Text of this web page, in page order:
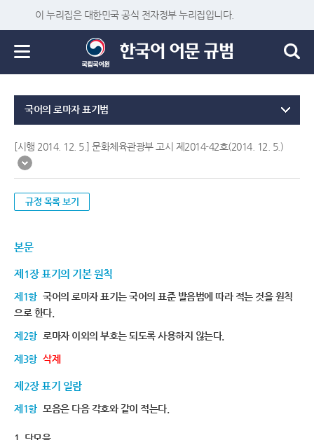
이 누리집은 대한민국 공식 전자정부 누리집입니다.
국어의 로마자 표기법
[시행 2014. 12. 5.] 문화체육관광부 고시 제2014-42호(2014. 12. 5.)
규정 목록 보기
본문
제1장 표기의 기본 원칙
제1항 국어의 로마자 표기는 국어의 표준 발음법에 따라 적는 것을 원칙
으로 한다.
제2항 로마자 이외의 부호는 되도록 사용하지 않는다.
제3항 삭제
제2장 표기 일람
제1항 모음은 다음 각호와 같이 적는다.